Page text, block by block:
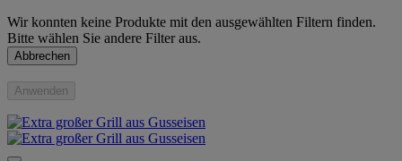
Wir konnten keine Produkte mit den ausgewählten Filtern finden.
Bitte wählen Sie andere Filter aus.
Abbrechen
Anwenden